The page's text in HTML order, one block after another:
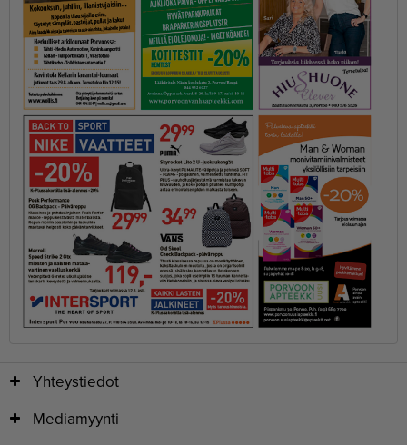
Yhteystiedot
Mediamyynti